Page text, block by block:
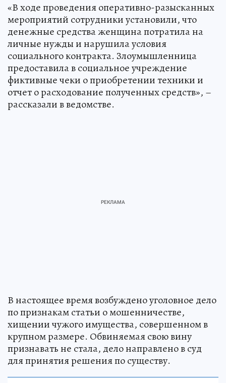
«В ходе проведения оперативно-разысканных
мероприятий сотрудники установили, что
денежные средства женщина потратила на
личные нужды и нарушила условия
социального контракта. Злоумышленница
предоставила в социальное учреждение
фиктивные чеки о приобретении техники и
отчет о расходование полученных средств», –
рассказали в ведомстве.
В настоящее время возбуждено уголовное дело
по признакам статьи о мошенничестве,
хищении чужого имущества, совершенном в
крупном размере. Обвиняемая свою вину
признавать не стала, дело направлено в суд
для принятия решения по существу.